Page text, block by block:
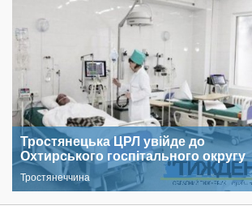
Тростянецька ЦРЛ увійде до
Охтирського госпітального округу
Тростянеччина